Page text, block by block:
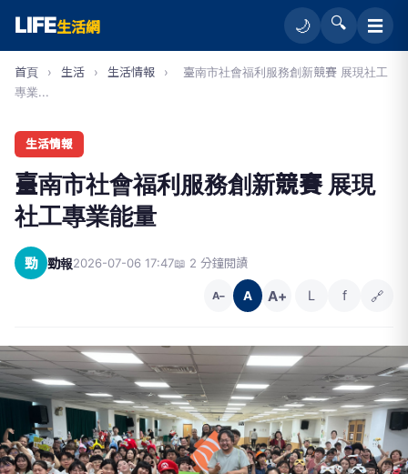
LIFE生活網 🌙 🔍 ☰
首頁 › 生活 › 生活情報 ›
臺南市社會福利服務創新競賽 展現社工
專業...
生活情報
臺南市社會福利服務創新競賽 展現
社工專業能量
勁 勁報2026-07-06 17:47📖 2 分鐘閱讀
A− A A+ L f 🔗